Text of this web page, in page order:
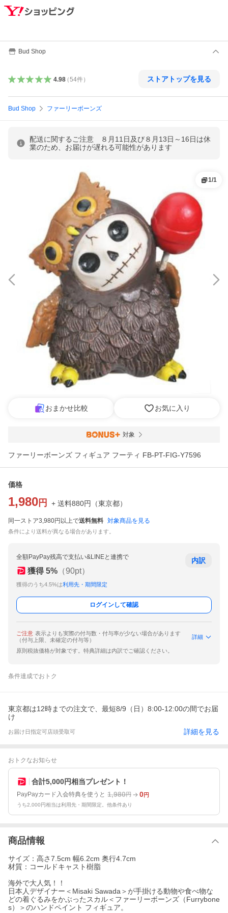
Bud Shop
4.98（54件） ストアトップを見る
Bud Shop ファーリーボーンズ
配送に関するご注意 ８月11日及び８月13日～16日は休
業のため、お届けが遅れる可能性があります
1/1
おまかせ比較 お気に入り
対象
ファーリーボーンズ フィギュア フーティ FB-PT-FIG-Y7596
価格
1,980 円 + 送料880円 （東京都）
同一ストア3,980円以上で送料無料 対象商品を見る
条件により送料が異なる場合があります。
全額PayPay残高で支払い&LINEと連携で
獲得 5% （90pt）
獲得のうち4.5%は利用先・期間限定
内訳
ログインして確認
ご注意 表示よりも実際の付与数・付与率が少ない場合があります
（付与上限、未確定の付与等）
詳細
原則税抜価格が対象です。特典詳細は内訳でご確認ください。
条件達成でおトク
東京都は12時までの注文で、最短8/9（日）8:00-12:00の間でお届
け
お届け日指定可 店頭受取可 詳細を見る
おトクなお知らせ
合計5,000円相当プレゼント！
PayPayカード入会特典を使うと 1,980円 0円
うち2,000円相当は利用先・期間限定。他条件あり
商品情報
サイズ：高さ7.5cm 幅6.2cm 奥行4.7cm
材質：コールドキャスト樹脂
海外で大人気！！
日本人デザイナー＜Misaki Sawada＞が手掛ける動物や食べ物な
どの着ぐるみをかぶったスカル＜ファーリーボーンズ（Furrybone
s）＞のハンドペイント フィギュア。